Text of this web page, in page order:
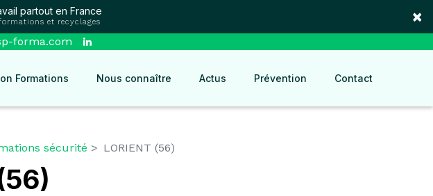
partout en France
et recyclages ×
forma.com
Formations Nous connaître Actus Prévention Contact
sécurité LORIENT (56)